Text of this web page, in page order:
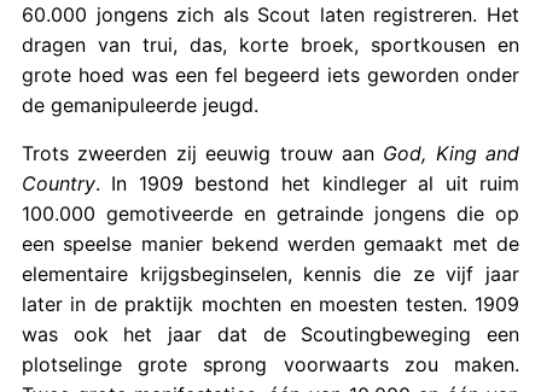
60.000 jongens zich als Scout laten registreren. Het
dragen van trui, das, korte broek, sportkousen en
grote hoed was een fel begeerd iets geworden onder
de gemanipuleerde jeugd.
Trots zweerden zij eeuwig trouw aan God, King and
Country. In 1909 bestond het kindleger al uit ruim
100.000 gemotiveerde en getrainde jongens die op
een speelse manier bekend werden gemaakt met de
elementaire krijgsbeginselen, kennis die ze vijf jaar
later in de praktijk mochten en moesten testen. 1909
was ook het jaar dat de Scoutingbeweging een
plotselinge grote sprong voorwaarts zou maken.